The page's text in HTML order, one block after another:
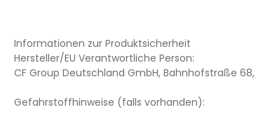
Informationen zur Produktsicherheit
Hersteller/EU Verantwortliche Person:
CF Group Deutschland GmbH, Bahnhofstraße
Gefahrstoffhinweise (falls vorhanden):